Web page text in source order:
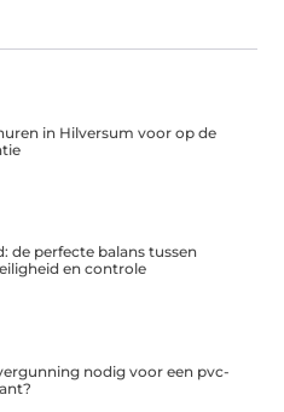
in Hilversum voor op de
de perfecte balans tussen
en controle
nodig voor een pvc-